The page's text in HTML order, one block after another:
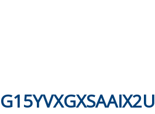
G15YVXGXSAAIX2U